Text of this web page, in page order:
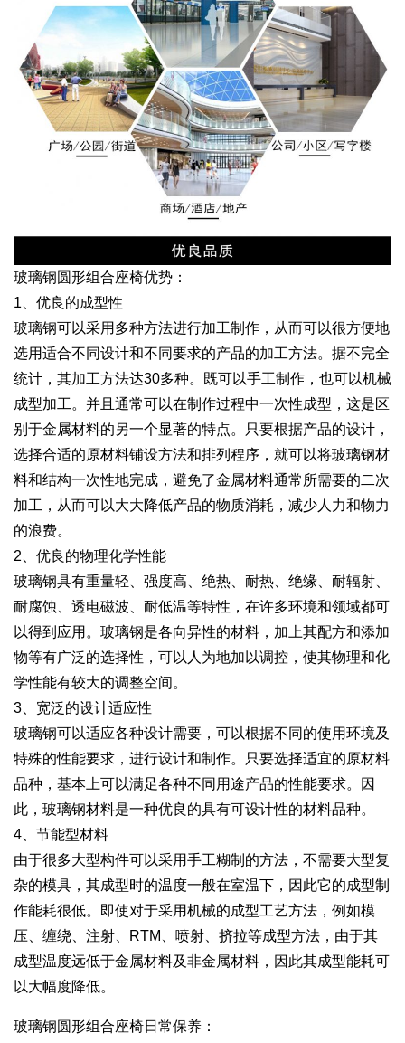
玻璃钢圆形组合座椅优势：
1、优良的成型性
玻璃钢可以采用多种方法进行加工制作，从而可以很方便地
选用适合不同设计和不同要求的产品的加工方法。据不完全
统计，其加工方法达30多种。既可以手工制作，也可以机械
成型加工。并且通常可以在制作过程中一次性成型，这是区
别于金属材料的另一个显著的特点。只要根据产品的设计，
选择合适的原材料铺设方法和排列程序，就可以将玻璃钢材
料和结构一次性地完成，避免了金属材料通常所需要的二次
加工，从而可以大大降低产品的物质消耗，减少人力和物力
的浪费。
2、优良的物理化学性能
玻璃钢具有重量轻、强度高、绝热、耐热、绝缘、耐辐射、
耐腐蚀、透电磁波、耐低温等特性，在许多环境和领域都可
以得到应用。玻璃钢是各向异性的材料，加上其配方和添加
物等有广泛的选择性，可以人为地加以调控，使其物理和化
学性能有较大的调整空间。
3、宽泛的设计适应性
玻璃钢可以适应各种设计需要，可以根据不同的使用环境及
特殊的性能要求，进行设计和制作。只要选择适宜的原材料
品种，基本上可以满足各种不同用途产品的性能要求。因
此，玻璃钢材料是一种优良的具有可设计性的材料品种。
4、节能型材料
由于很多大型构件可以采用手工糊制的方法，不需要大型复
杂的模具，其成型时的温度一般在室温下，因此它的成型制
作能耗很低。即使对于采用机械的成型工艺方法，例如模
压、缠绕、注射、RTM、喷射、挤拉等成型方法，由于其
成型温度远低于金属材料及非金属材料，因此其成型能耗可
以大幅度降低。
玻璃钢圆形组合座椅日常保养：